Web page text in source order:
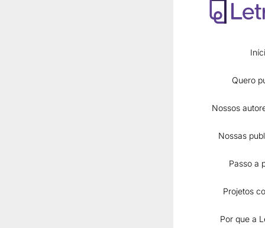
Quero
Nossos
Nossas
Passo a
Projetos
Por que a
Deixe